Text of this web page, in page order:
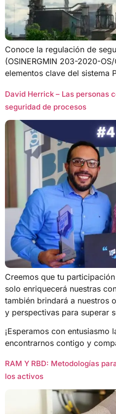
Conoce la regulación de
(OSINERGMIN 203-2020-
elementos clave del sistema
David Herrick – Las personas
seguridad de procesos
Creemos que tu
solo enriquecerá nuestras
también brindará a nuestros
y perspectivas para superar
¡Esperamos con entusiasmo
encontrarnos contigo y
RAM Y RBD: Metodologías
los activos